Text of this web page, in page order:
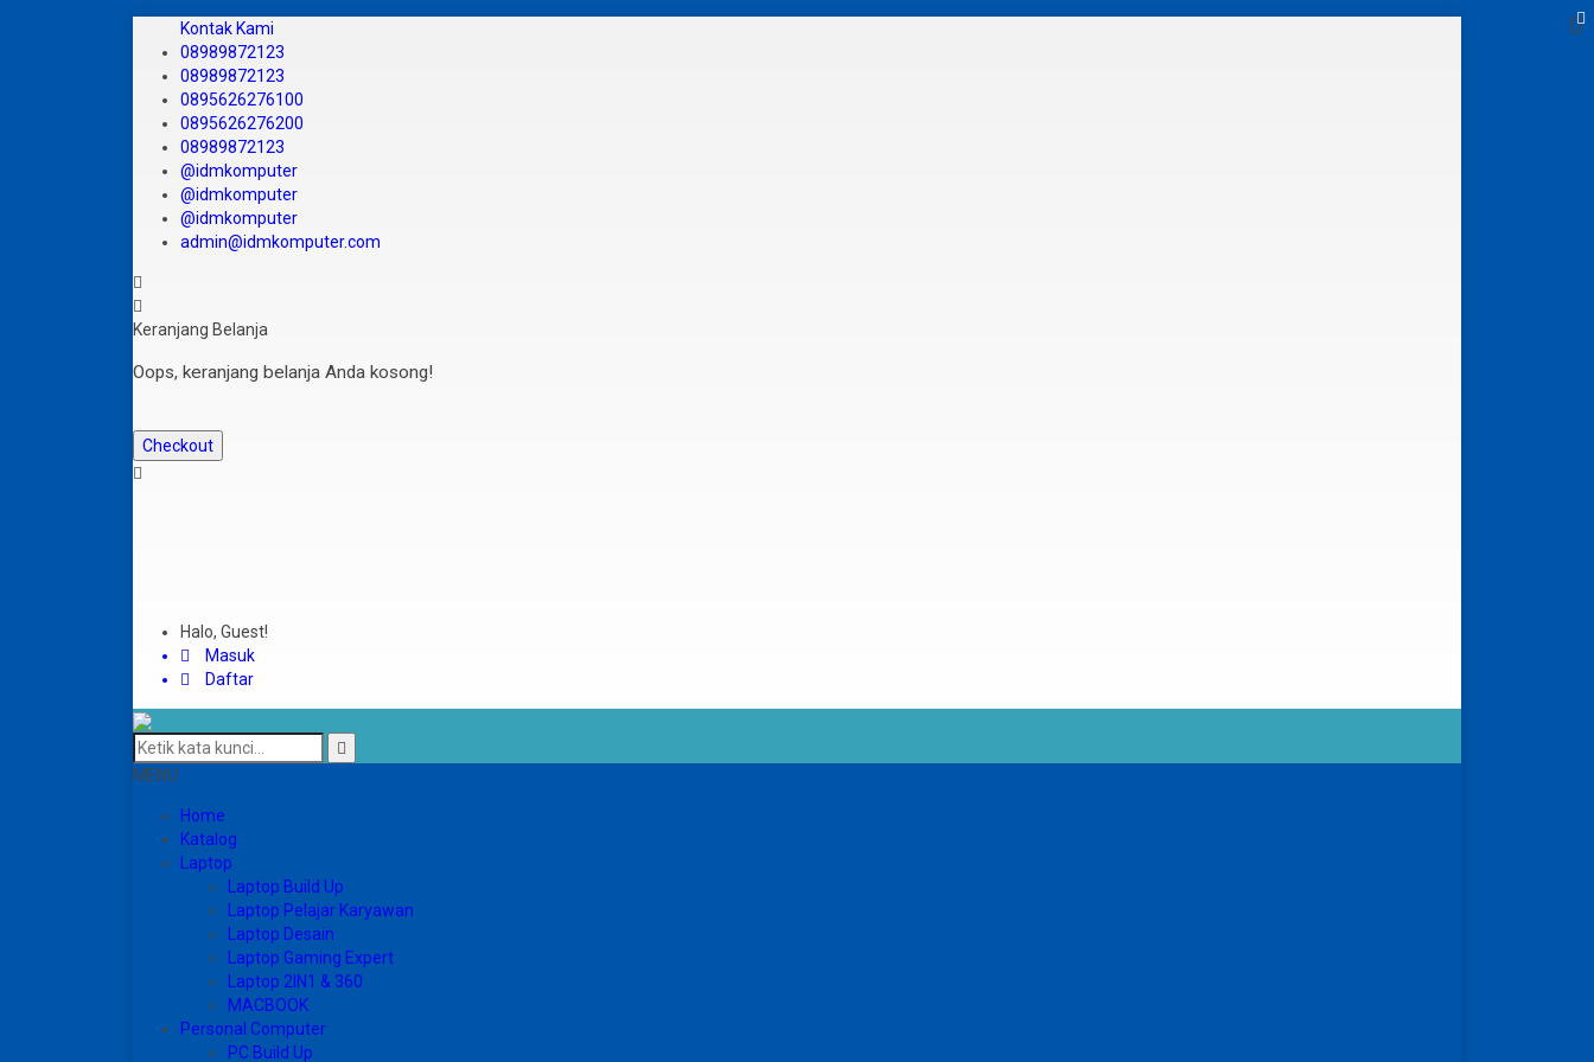
Kontak Kami
08989872123
08989872123
0895626276100
0895626276200
08989872123
@idmkomputer
@idmkomputer
@idmkomputer
admin@idmkomputer.com
Keranjang Belanja
Oops, keranjang belanja Anda kosong!
Checkout
Halo, Guest!
Masuk
Daftar
MENU
Home
Katalog
Laptop
Laptop Build Up
Laptop Pelajar Karyawan
Laptop Desain
Laptop Gaming Expert
Laptop 2IN1 & 360
MACBOOK
Personal Computer
PC Build Up